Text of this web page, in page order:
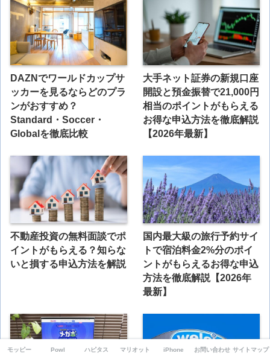
DAZNでワールドカップサ
ッカーを見るならどのプラ
ンがおすすめ？
Standard・Soccer・
Globalを徹底比較
大手ネット証券の新規口座
開設と預金振替で21,000円
相当のポイントがもらえる
お得な申込方法を徹底解説
【2026年最新】
不動産投資の無料面談でポ
イントがもらえる？知らな
いと損する申込方法を解説
国内最大級の旅行予約サイ
トで宿泊料金2%分のポイ
ントがもらえるお得な申込
方法を徹底解説【2026年
最新】
モッピー Powl ハピタス マリオット iPhone お問い合わせ サイトマップ